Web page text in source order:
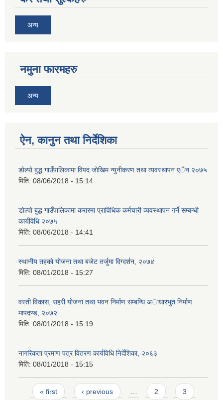
अन्य
नमुना फारमहरु
अन्य
ऐन, कानुन तथा निर्देशिका
डाेल्पाे बुद्ध गाउँपालिकामा विपद जाेखिम न्युनीकरण तथा व्यवस्थापन एेन २०७५
मिति: 08/06/2018 - 15:14
डाेल्पाे बुद्ध गाउँपालिकामा करारमा प्राविधिक कर्मचारी व्यवस्थापन गर्ने सम्बन्धी
कार्यविधि २०७५
मिति: 08/06/2018 - 14:41
स्थानीय तहकाे याेजना तथा बजेट तर्जुमा दिग्दर्शन, २०७४
मिति: 08/01/2018 - 15:27
वस्ती विकास, सहरी याेजना तथा भवन निर्माण सम्बन्धि अाधारभुत निर्माण
मापदण्ड, २०७२
मिति: 08/01/2018 - 15:19
नागरिकता प्रमाण पत्र वितरण कार्यविधि निर्देशिका, २०६३
मिति: 08/01/2018 - 15:15
Pages
« first ‹ previous 2 3